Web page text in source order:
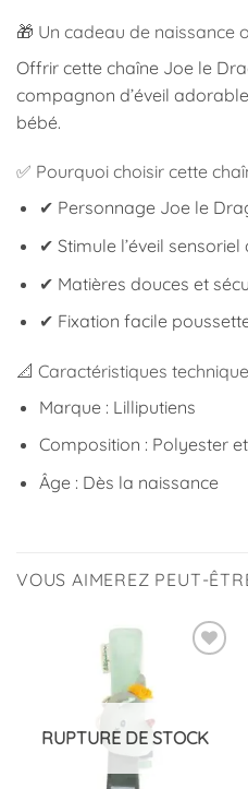
🎁 Un cadeau de naissance
Offrir cette chaîne Joe le
compagnon d’éveil
bébé.
✅ Pourquoi choisir cette
✔ Personnage Joe le
✔ Stimule l’éveil
✔ Matières douces et
✔ Fixation facile
📐 Caractéristiques
Marque : Lilliputiens
Composition : Polyester
Âge : Dès la naissance
VOUS AIMEREZ PEUT-
RUPTURE DE STOCK